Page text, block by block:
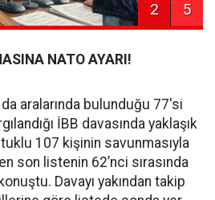
2 5
NATO AYARI!
aralarında bulunduğu 77'si
İBB davasında yaklaşık
107 kişinin savunmasıyla
son listenin 62’nci sırasında
Davayı yakından takip